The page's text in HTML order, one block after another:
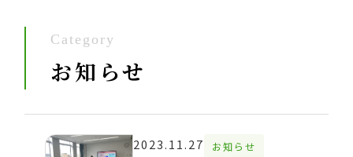
Category
お知らせ
2023.11.27 お知らせ